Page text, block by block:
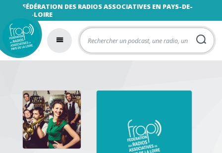
FÉDÉRATION DES RADIOS ASSOCIATIVES EN PAYS-DE-
LA-LOIRE